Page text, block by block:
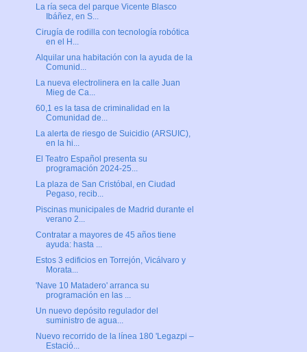
La ría seca del parque Vicente Blasco
Ibáñez, en S...
Cirugía de rodilla con tecnología robótica
en el H...
Alquilar una habitación con la ayuda de la
Comunid...
La nueva electrolinera en la calle Juan
Mieg de Ca...
60,1 es la tasa de criminalidad en la
Comunidad de...
La alerta de riesgo de Suicidio (ARSUIC),
en la hi...
El Teatro Español presenta su
programación 2024-25...
La plaza de San Cristóbal, en Ciudad
Pegaso, recib...
Piscinas municipales de Madrid durante el
verano 2...
Contratar a mayores de 45 años tiene
ayuda: hasta ...
Estos 3 edificios en Torrejón, Vicálvaro y
Morata...
'Nave 10 Matadero' arranca su
programación en las ...
Un nuevo depósito regulador del
suministro de agua...
Nuevo recorrido de la línea 180 'Legazpi –
Estació...